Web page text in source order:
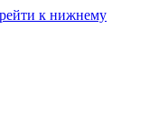
к нижнему